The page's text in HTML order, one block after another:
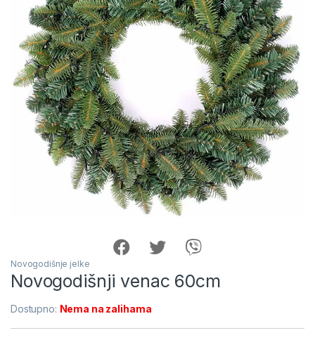
Novogodišnje jelke
Novogodišnji venac 60cm
Dostupno: Nema na zalihama